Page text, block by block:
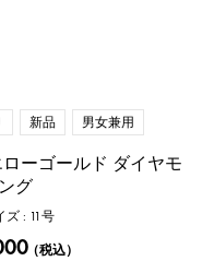
新品 男女兼用
ローゴールド ダイヤモ
グ
ズ : 11号
（税込）